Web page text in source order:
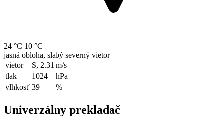
24 °C 10 °C
jasná obloha, slabý severný vietor
vietor
S, 2.31 m/s
tlak
1024
hPa
vlhkosť 39 %
Univerzálny prekladač